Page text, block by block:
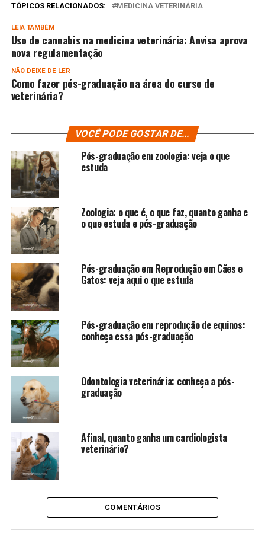
TÓPICOS RELACIONADOS: MEDICINA VETERINÁRIA
LEIA TAMBÉM
Uso de cannabis na medicina veterinária: Anvisa aprova
nova regulamentação
NÃO DEIXE DE LER
Como fazer pós-graduação na área do curso de
veterinária?
VOCÊ PODE GOSTAR DE...
Pós-graduação em zoologia: veja o que
estuda
Zoologia: o que é, o que faz, quanto ganha e
o que estuda e pós-graduação
Pós-graduação em Reprodução em Cães e
Gatos: veja aqui o que estuda
Pós-graduação em reprodução de equinos:
conheça essa pós-graduação
Odontologia veterinária: conheça a pós-
graduação
Afinal, quanto ganha um cardiologista
veterinário?
COMENTÁRIOS